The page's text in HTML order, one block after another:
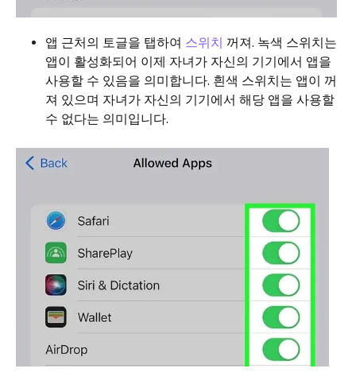
앱 근처의 토글을 탭하여 스위치 꺼져. 녹색 스위치는
앱이 활성화되어 이제 자녀가 자신의 기기에서 앱을
사용할 수 있음을 의미합니다. 흰색 스위치는 앱이 꺼
져 있으며 자녀가 자신의 기기에서 해당 앱을 사용할
수 없다는 의미입니다.